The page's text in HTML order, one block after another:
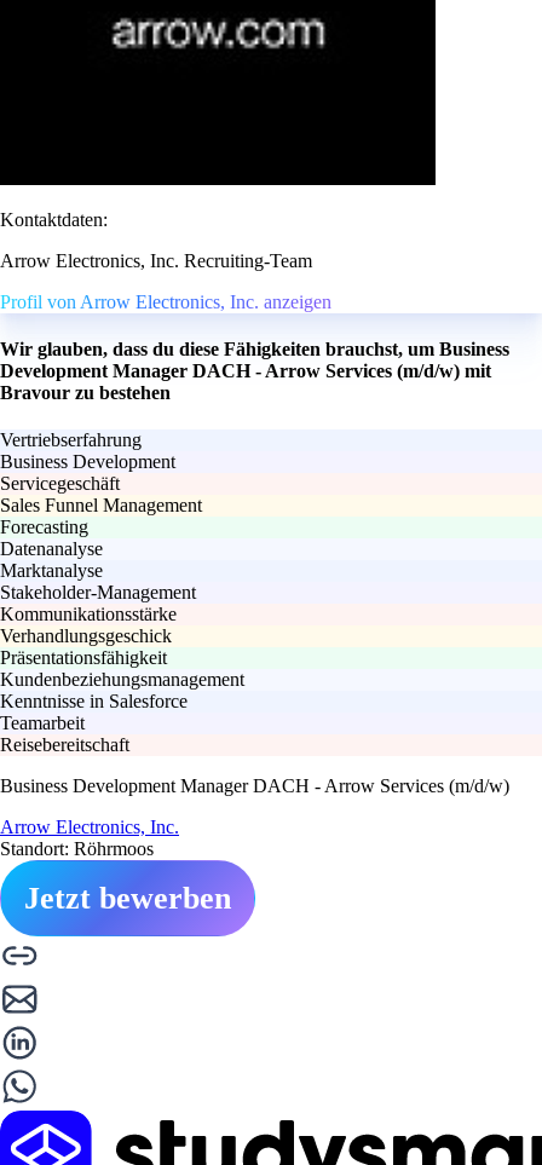
Kontaktdaten:
Arrow Electronics, Inc. Recruiting-Team
Profil von Arrow Electronics, Inc. anzeigen
Wir glauben, dass du diese Fähigkeiten brauchst, um Business
Development Manager DACH - Arrow Services (m/d/w) mit
Bravour zu bestehen
Vertriebserfahrung
Business Development
Servicegeschäft
Sales Funnel Management
Forecasting
Datenanalyse
Marktanalyse
Stakeholder-Management
Kommunikationsstärke
Verhandlungsgeschick
Präsentationsfähigkeit
Kundenbeziehungsmanagement
Kenntnisse in Salesforce
Teamarbeit
Reisebereitschaft
Business Development Manager DACH - Arrow Services (m/d/w)
Arrow Electronics, Inc.
Standort: Röhrmoos
Jetzt bewerben